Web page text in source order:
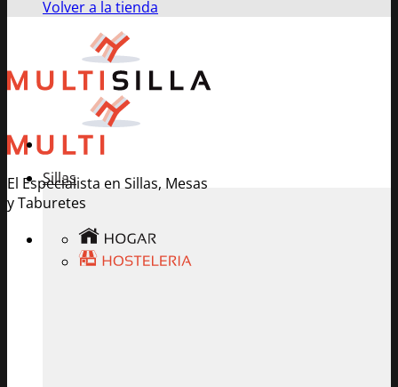
Volver a la tienda
El Especialista en Sillas, Mesas
y Taburetes
Sillas